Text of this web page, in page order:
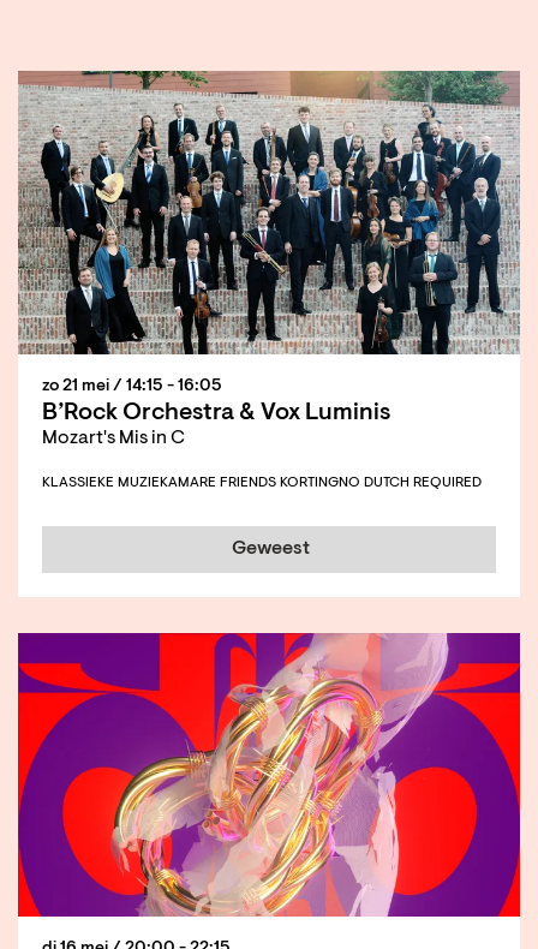
B’Rock Orchestra & Vox Luminis
Mozart's Mis in C
zo 21 mei / 14:15 - 16:05
KLASSIEKE MUZIEKAMARE FRIENDS KORTINGNO DUTCH REQUIRED
Geweest